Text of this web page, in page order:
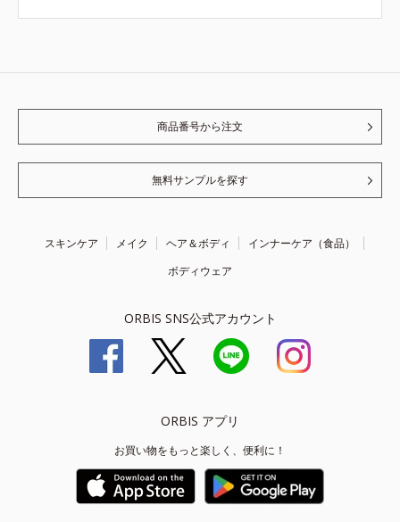
商品番号から注文
無料サンプルを探す
スキンケア メイク ヘア＆ボディ
インナーケア（食品）
ボディウェア
ORBIS SNS公式アカウント
ORBIS アプリ
お買い物をもっと楽しく、便利に！